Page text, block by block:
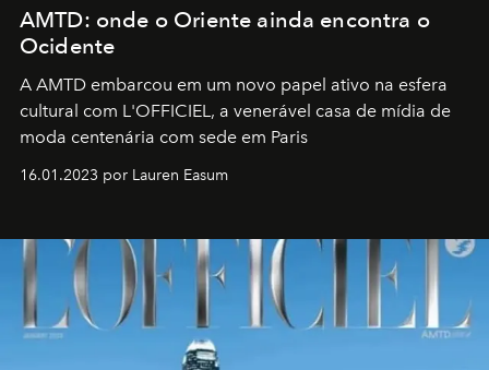
AMTD: onde o Oriente ainda encontra o
Ocidente
A AMTD embarcou em um novo papel ativo na esfera
cultural com L'OFFICIEL, a venerável casa de mídia de
moda centenária com sede em Paris
16.01.2023 por Lauren Easum